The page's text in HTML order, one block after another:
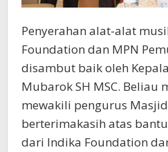
Penyerahan alat-alat
Foundation dan MPN
disambut baik oleh
Mubarok SH MSC. Beliau
mewakili pengurus
berterimakasih atas
dari Indika Foundation